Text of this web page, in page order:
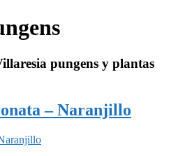
pungens y plantas
– Naranjillo